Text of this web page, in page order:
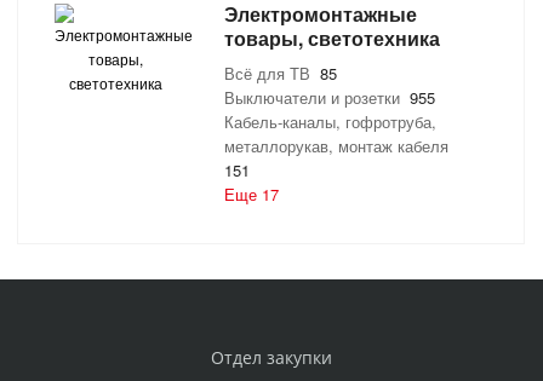
Электромонтажные
товары, светотехника
Всё для ТВ 85
Выключатели и розетки 955
Кабель-каналы, гофротруба,
металлорукав, монтаж кабеля
151
Еще 17
Отдел закупки